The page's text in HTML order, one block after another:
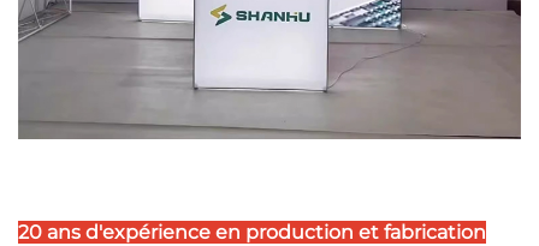
20 ans d'expérience en production et fabrication